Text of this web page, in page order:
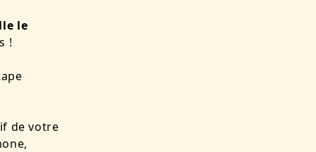
le
!
de votre